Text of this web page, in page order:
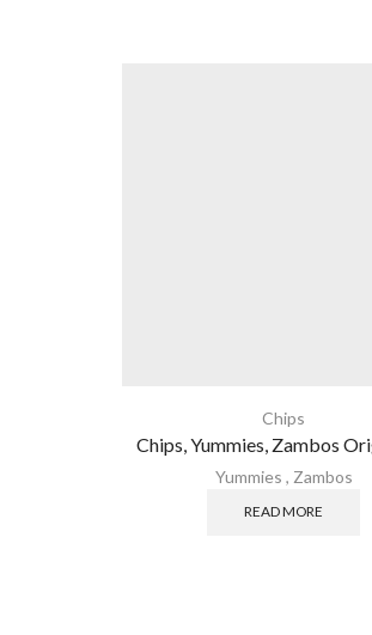
Chips
Chips, Yummies, Zambos
Yummies , Zambos
READ MORE